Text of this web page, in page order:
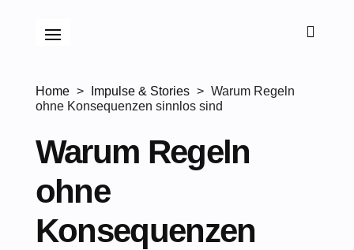

Home > Impulse & Stories > Warum Regeln
ohne Konsequenzen sinnlos sind
Warum Regeln
ohne
Konsequenzen